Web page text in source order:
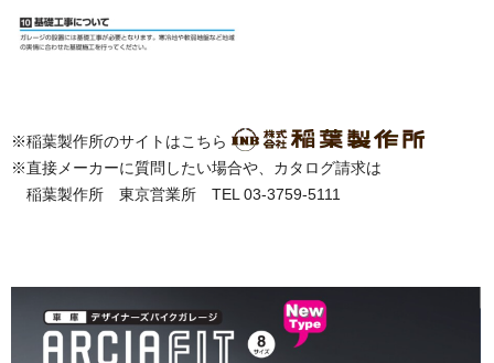
※稲葉製作所のサイトはこちら
※直接メーカーに質問したい場合や、カタログ請求は
稲葉製作所 東京営業所 TEL 03-3759-5111